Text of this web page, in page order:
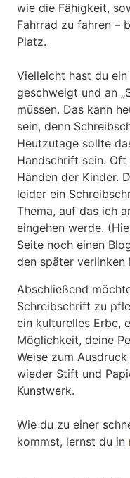
wie die Fähigkeit,
Fahrrad zu fahren –
Platz.
Vielleicht hast du
geschwelgt und an
müssen. Das kann
sein, denn
Heutzutage sollte
Handschrift sein.
Händen der Kinder.
leider ein
Thema, auf das ich
eingehen werde.
Seite noch einen
den später verlinken
Abschließend
Schreibschrift zu
ein kulturelles Erbe,
Möglichkeit, deine
Weise zum
wieder Stift und
Kunstwerk.
Wie du zu einer
kommst, lernst du in